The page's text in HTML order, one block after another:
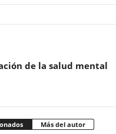
de la salud mental
Más del autor